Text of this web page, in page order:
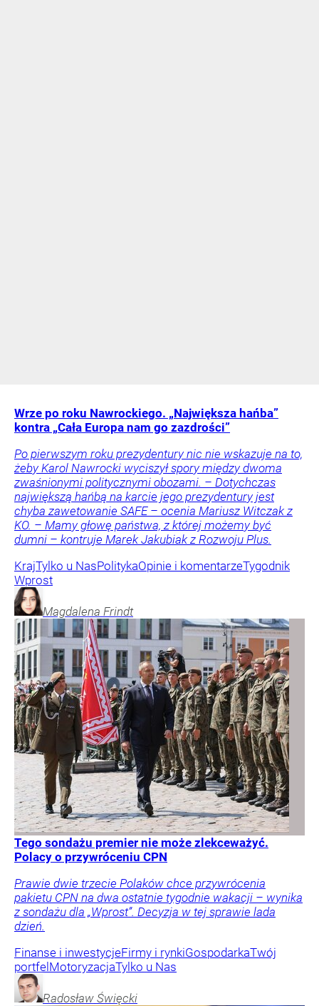
Wrze po roku Nawrockiego. „Największa hańba”
kontra „Cała Europa nam go zazdrości”
Po pierwszym roku prezydentury nic nie wskazuje na to,
żeby Karol Nawrocki wyciszył spory między dwoma
zwaśnionymi politycznymi obozami. – Dotychczas
największą hańbą na karcie jego prezydentury jest
chyba zawetowanie SAFE – ocenia Mariusz Witczak z
KO. – Mamy głowę państwa, z której możemy być
dumni – kontruje Marek Jakubiak z Rozwoju Plus.
KrajTylko u NasPolitykaOpinie i komentarzeTygodnik
Wprost
Magdalena Frindt
Tego sondażu premier nie może zlekceważyć.
Polacy o przywróceniu CPN
Prawie dwie trzecie Polaków chce przywrócenia
pakietu CPN na dwa ostatnie tygodnie wakacji – wynika
z sondażu dla „Wprost”. Decyzja w tej sprawie lada
dzień.
Finanse i inwestycjeFirmy i rynkiGospodarkaTwój
portfelMotoryzacjaTylko u Nas
Radosław Święcki